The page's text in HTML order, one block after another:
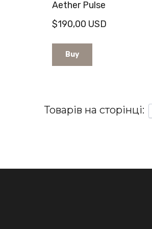
Aether Pulse
$190,00 USD
Buy
Товарів на сторінці: